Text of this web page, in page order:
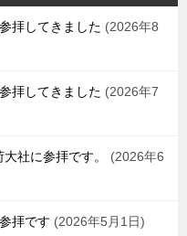
拝してきました
2026年8
拝してきました
2026年7
社に参拝です。
2026年6
拝です 2026年5月1日